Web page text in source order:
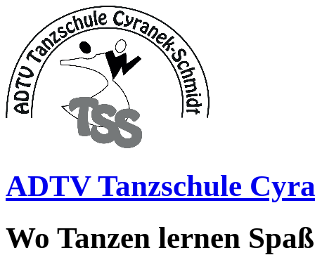
ADTV Tanzschule
Wo Tanzen lernen